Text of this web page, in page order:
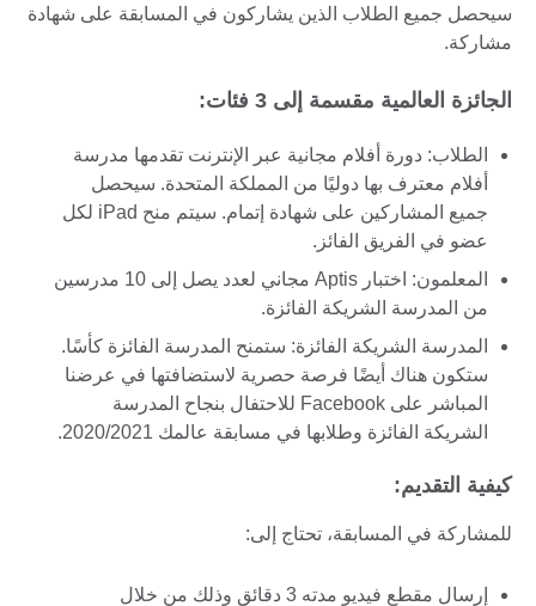
سيحصل جميع الطلاب الذين يشاركون في المسابقة على شهادة
مشاركة.
الجائزة العالمية مقسمة إلى 3 فئات:
الطلاب: دورة أفلام مجانية عبر الإنترنت تقدمها مدرسة
أفلام معترف بها دوليًا من المملكة المتحدة. سيحصل
جميع المشاركين على شهادة إتمام. سيتم منح iPad لكل
عضو في الفريق الفائز.
المعلمون: اختبار Aptis مجاني لعدد يصل إلى 10 مدرسين
من المدرسة الشريكة الفائزة.
المدرسة الشريكة الفائزة: ستمنح المدرسة الفائزة كأسًا.
ستكون هناك أيضًا فرصة حصرية لاستضافتها في عرضنا
المباشر على Facebook للاحتفال بنجاح المدرسة
الشريكة الفائزة وطلابها في مسابقة عالمك 2020/2021.
كيفية التقديم:
للمشاركة في المسابقة، تحتاج إلى:
إرسال مقطع فيديو مدته 3 دقائق وذلك من خلال